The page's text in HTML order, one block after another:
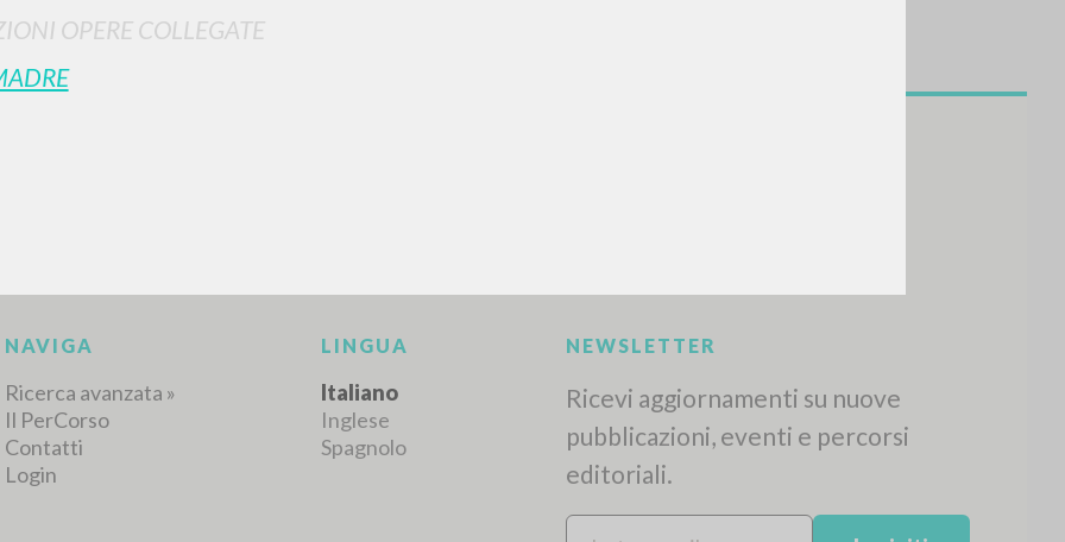
OPERE COLLEGATE
NAVIGA LINGUA NEWSLETTER
Ricevi aggiornamenti su nuove